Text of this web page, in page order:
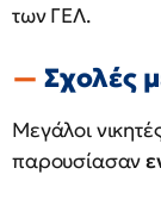
των ΓΕΛ.
Σχολές
Μεγάλοι
παρουσίασαν